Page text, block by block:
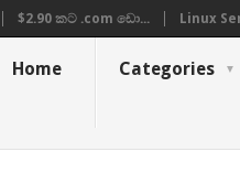
$2.90 කට .com ඩො... Linux
Home Categories